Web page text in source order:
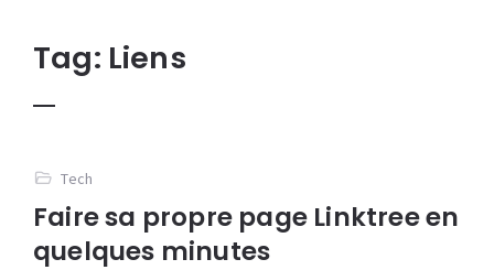
Tag: Liens
Tech
Faire sa propre page Linktree en
quelques minutes